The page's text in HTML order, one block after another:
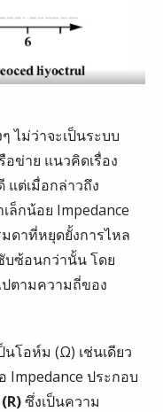
ไม่ว่าจะเป็นระบบ
อข่าย แนวคิดเรื่อง
แต่เมื่อกล่าวถึง
ล็กน้อย Impedance
ดาที่หยุดยั้งการไหล
ซ้อนกว่านั้น โดย
ตามความถี่ของ
โอห์ม (Ω) เช่นเดียว
ประกอบ
ซึ่งเป็นความ